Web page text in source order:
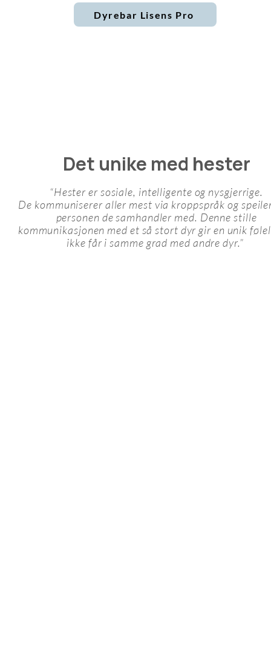
Dyrebar Lisens Pro
Det unike med hester
“Hester er sosiale, intelligente og nysgjerrige.
De kommuniserer aller mest via kroppspråk og
personen de samhandler med. Denne stille
kommunikasjonen med et så stort dyr gir en unik
ikke får i samme grad med andre dyr.”